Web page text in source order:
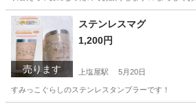
鹿児島 鹿児島市
売ります
ステンレスマグ
1,200円
上塩屋駅 5月20日
すみっこぐらしのステンレスタンブラーです！